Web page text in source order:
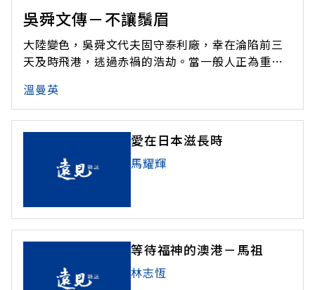
吳舜文傳－不讓鬚眉
大陸變色，吳舜文代夫固守泰利廠，幸在淪陷前三
天及時飛港，逃過赤禍的浩劫。當一般人正為重建
造。她在一年半中獲得哥大國際關係碩士學位，以
優異的學識為日後領導群倫奠定基礎。 而五０年代
的吳舜文，果真光芒四射。她是紡織業界的第一位
女董事長，更是杏壇中出名嚴格的好老
溫曼英
愛在日本滋長時
馬耀輝
等待福神的澳港－馬祖
林志恆